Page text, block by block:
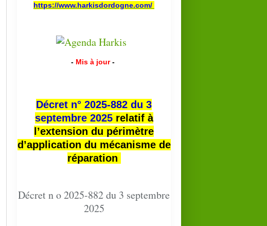
https://www.harkisdordogne.com/
- Mis à jour -
Décret n° 2025-882 du 3
septembre 2025relatif à
l’extension du périmètre
d’application du mécanisme de
réparation
Décret n o 2025-882 du 3 septembre
2025